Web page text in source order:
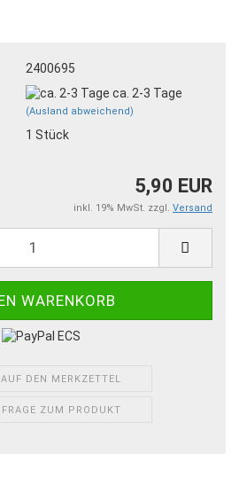
2400695
ca. 2-3 Tage
(Ausland abweichend)
1 Stück
5,90 EUR
inkl. 19% MwSt. zzgl. Versand
AUF DEN MERKZETTEL
FRAGE ZUM PRODUKT